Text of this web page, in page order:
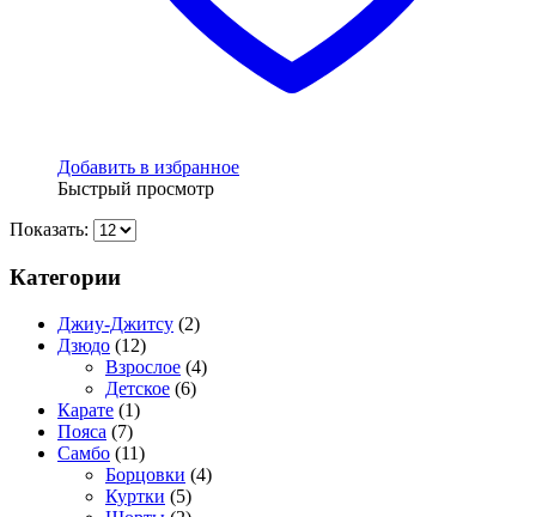
Добавить в избранное
Быстрый просмотр
Показать:
Категории
Джиу-Джитсу (2)
Дзюдо (12)
Взрослое (4)
Детское (6)
Карате (1)
Пояса (7)
Самбо (11)
Борцовки (4)
Куртки (5)